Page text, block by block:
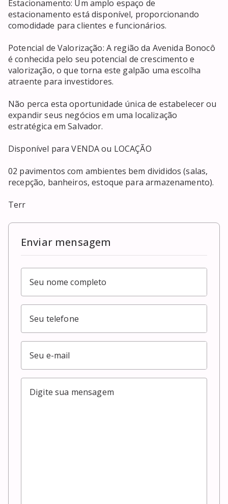
Estacionamento: Um amplo espaço de
estacionamento está disponível, proporcionando
comodidade para clientes e funcionários.
Potencial de Valorização: A região da Avenida Bonocô
é conhecida pelo seu potencial de crescimento e
valorização, o que torna este galpão uma escolha
atraente para investidores.
Não perca esta oportunidade única de estabelecer ou
expandir seus negócios em uma localização
estratégica em Salvador.
Disponível para VENDA ou LOCAÇÃO
02 pavimentos com ambientes bem divididos (salas,
recepção, banheiros, estoque para armazenamento).
Terr
Enviar mensagem